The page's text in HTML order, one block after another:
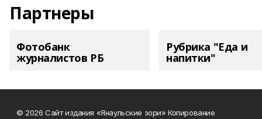
Партнеры
Фотобанк
журналистов РБ
Рубрика "Еда и
напитки"
© 2026 Сайт издания «Янаульские зори» Копирование